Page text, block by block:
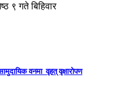
९ गते बिहिवार
वनमा वृहत् वृक्षारोपण